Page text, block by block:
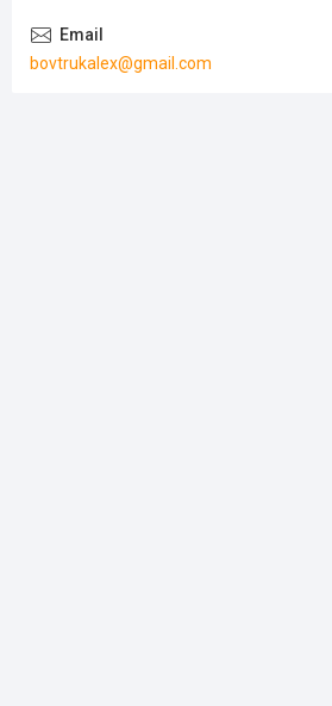
bovtrukalex@gmail.com